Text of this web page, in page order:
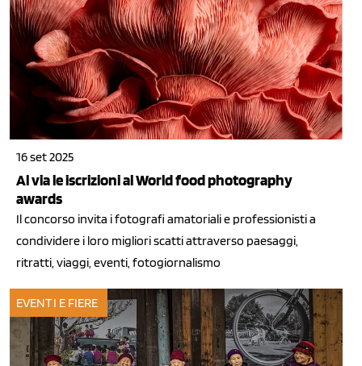
16 set 2025
Al via le iscrizioni al World food photography
awards
Il concorso invita i fotografi amatoriali e professionisti a
condividere i loro migliori scatti attraverso paesaggi,
ritratti, viaggi, eventi, fotogiornalismo
EVENTI E FIERE